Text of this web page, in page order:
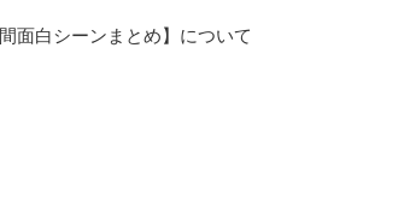
面白シーンまとめ】について